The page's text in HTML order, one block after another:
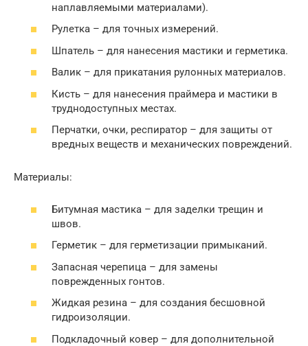
наплавляемыми материалами).
Рулетка – для точных измерений.
Шпатель – для нанесения мастики и герметика.
Валик – для прикатания рулонных материалов.
Кисть – для нанесения праймера и мастики в
труднодоступных местах.
Перчатки, очки, респиратор – для защиты от
вредных веществ и механических повреждений.
Материалы:
Битумная мастика – для заделки трещин и
швов.
Герметик – для герметизации примыканий.
Запасная черепица – для замены
поврежденных гонтов.
Жидкая резина – для создания бесшовной
гидроизоляции.
Подкладочный ковер – для дополнительной